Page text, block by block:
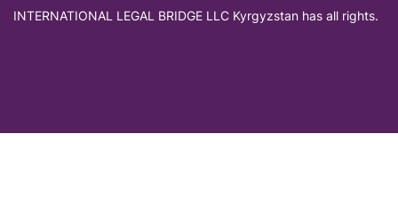
INTERNATIONAL LEGAL BRIDGE LLC Kyrgyzstan has all rights.